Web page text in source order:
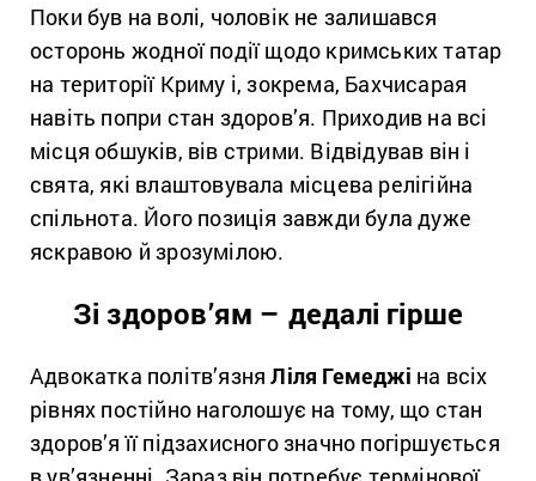
Поки був на волі, чоловік не залишався
осторонь жодної події щодо кримських татар
на території Криму і, зокрема, Бахчисарая
навіть попри стан здоров’я. Приходив на всі
місця обшуків, вів стрими. Відвідував він і
свята, які влаштовувала місцева релігійна
спільнота. Його позиція завжди була дуже
яскравою й зрозумілою.
Зі здоров’ям – дедалі гірше
Адвокатка політв’язняЛіля Гемеджі на всіх
рівнях постійно наголошує на тому, що стан
здоров’я її підзахисного значно погіршується